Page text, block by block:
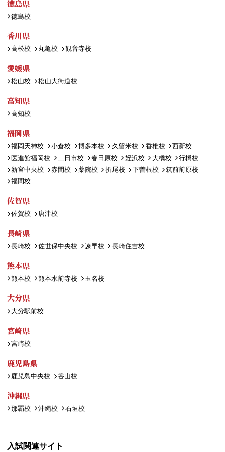
徳島県
徳島校
香川県
高松校 丸亀校 観音寺校
愛媛県
松山校 松山大街道校
高知県
高知校
福岡県
福岡天神校 小倉校 博多本校 久留米校 香椎校
西新校
医進館福岡校
二日市校 春日原校 姪浜校 大橋校
行橋校
新宮中央校
赤間校 薬院校 折尾校 下曽根校
筑前前原校
福間校
佐賀県
佐賀校 唐津校
長崎県
長崎校 佐世保中央校 諫早校 長崎住吉校
熊本県
熊本校 熊本水前寺校 玉名校
大分県
大分駅前校
宮崎県
宮崎校
鹿児島県
鹿児島中央校 谷山校
沖縄県
那覇校 沖縄校 石垣校
入試関連サイト